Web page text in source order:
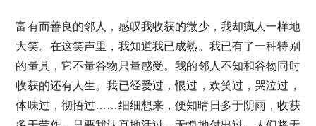
富有而善良的邻人，感叹我收获的微少，我却疯人一样地
大笑。在这笑声里，我知道我已成熟。我已有了一种特别
的量具，它不量谷物只量感受。我的邻人不知和谷物同时
收获的还有人生。我已经爱过，恨过，欢笑过，哭泣过，
体味过，彻悟过……细细想来，便知晴日多于阴雨，收获